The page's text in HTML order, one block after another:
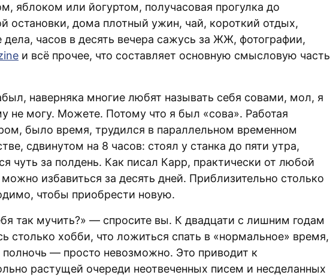
яблоком или йогуртом, получасовая прогулка до
остановки, дома плотный ужин, чай, короткий отдых,
часов в десять вечера сажусь за ЖЖ, фотографии,
и всё прочее, что составляет основную смысловую часть
наверняка многие любят называть себя совами, мол, я
не могу. Можете. Потому что я был «сова». Работая
было время, трудился в параллельном временном
сдвинутом на 8 часов: стоял у станка до пяти утра,
чуть за полдень. Как писал Карр, практически от любой
избавиться за десять дней. Приблизительно столько
чтобы приобрести новую.
так мучить?» — спросите вы. К двадцати с лишним годам
столько хобби, что ложиться спать в «нормальное» время,
— просто невозможно. Это приводит к
растущей очереди неотвеченных писем и несделанных